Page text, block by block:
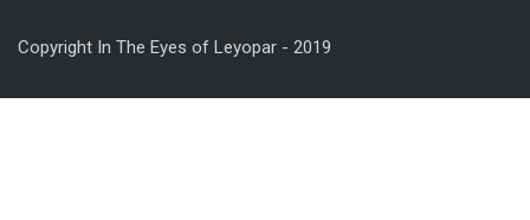
Copyright In The Eyes of Leyopar - 2019